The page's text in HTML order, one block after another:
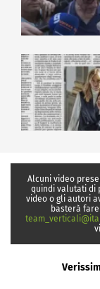
Alcuni video
quindi valutati di
video o gli autori
basterà